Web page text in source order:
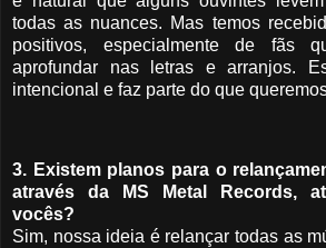
todas as nuances. Mas temos
positivos, especialmente de fãs
aprofundar nas letras e arranjos.
intencional e faz parte do que
3. Existem planos para o
através da MS Metal Records,
vocês?
Sim, nossa ideia é relançar todas as